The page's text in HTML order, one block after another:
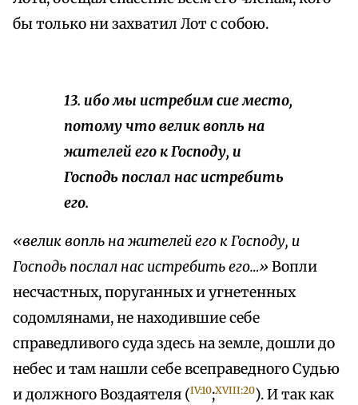
бы только ни захватил Лот с собою.
13. ибо мы истребим сие место,
потому что велик вопль на
жителей его к Господу, и
Господь послал нас истребить
его.
«велик вопль на жителей его к Господу, и
Господь послал нас истребить его…» Вопли
несчастных, поруганных и угнетенных
содомлянами, не находившие себе
справедливого суда здесь на земле, дошли до
небес и там нашли себе всеправедного Судью
и должного Воздаятеля (IV:10;XVIII:20). И так как